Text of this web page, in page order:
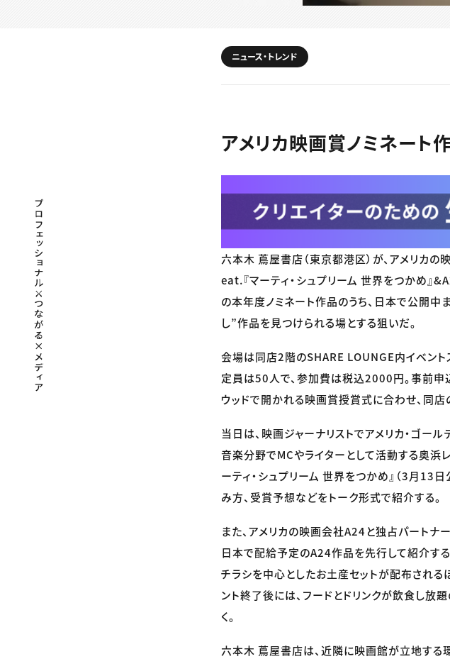
ニュース・トレンド
アメリカ映画賞ノミネート
六本木 蔦屋書店（東京都港区）が、アメリカ
eat.『マーティ・シュプリーム 世界をつかめ』
の本年度ノミネート作品のうち、日本で公開
し”作品を見つけられる場とする狙いだ。
会場は同店2階のSHARE LOUNGE内イベント
定員は50人で、参加費は税込2000円。事前申
ウッドで開かれる映画賞授賞式に合わせ、同店
当日は、映画ジャーナリストでアメリカ・ゴー
音楽分野でMCやライターとして活動する奥浜
ーティ・シュプリーム 世界をつかめ』（3月13
み方、受賞予想などをトーク形式で紹介する。
また、アメリカの映画会社A24と独占パートナ
日本で配給予定のA24作品を先行して紹介す
チラシを中心としたお土産セットが配布される
ント終了後には、フードとドリンクが飲食し
く。
六本木 蔦屋書店は、近隣に映画館が立地する